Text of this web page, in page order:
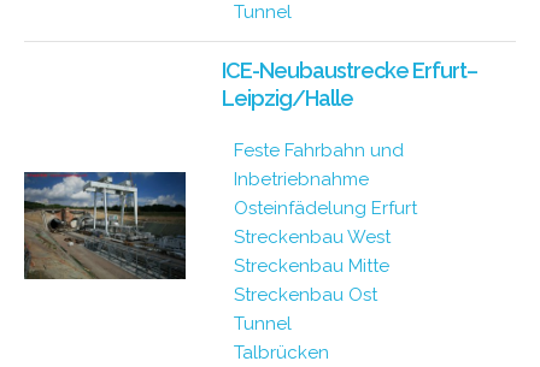
Tunnel
ICE-Neubaustrecke Erfurt–
Leipzig/Halle
Feste Fahrbahn und
Inbetriebnahme
Osteinfädelung Erfurt
Streckenbau West
Streckenbau Mitte
Streckenbau Ost
Tunnel
Talbrücken